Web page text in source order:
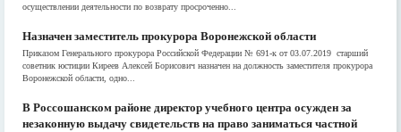
осуществлении деятельности по возврату просроченно...
Назначен заместитель прокурора Воронежской области
Приказом Генерального прокурора Российской Федерации № 691-к от 03.07.2019 старший
советник юстиции Киреев Алексей Борисович назначен на должность заместителя прокурора
Воронежской области, одно...
В Россошанском районе директор учебного центра осужден за
незаконную выдачу свидетельств на право заниматься частной